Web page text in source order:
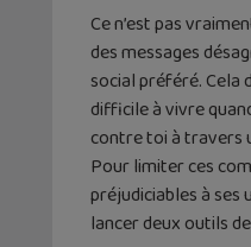
Ce n’est pas
des messages
social préféré. Cela
difficile à vivre
contre toi à travers
Pour limiter ces
préjudiciables à
lancer deux outils